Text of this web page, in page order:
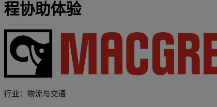
程协助体验
行业：物流与交通